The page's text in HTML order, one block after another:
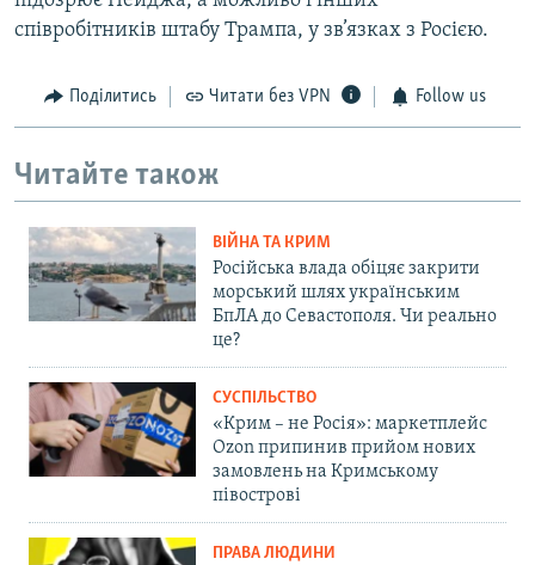
співробітників штабу Трампа, у зв’язках з Росією.
Поділитись Читати без VPN Follow us
Читайте також
ВІЙНА ТА КРИМ
Російська влада обіцяє закрити
морський шлях українським
БпЛА до Севастополя. Чи реально
це?
СУСПІЛЬСТВО
«Крим – не Росія»: маркетплейс
Ozon припинив прийом нових
замовлень на Кримському
півострові
ПРАВА ЛЮДИНИ